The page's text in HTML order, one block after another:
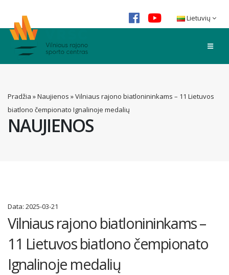
Lietuvių
NAUJIENOS
Pradžia »Naujienos »Vilniaus rajono biatlonininkams – 11 Lietuvos
biatlono čempionato Ignalinoje medalių
Data: 2025-03-21
Vilniaus rajono biatlonininkams –
11 Lietuvos biatlono čempionato
Ignalinoje medalių